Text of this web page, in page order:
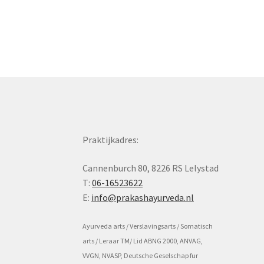
Praktijkadres:
Cannenburch 80, 8226 RS Lelystad
T:06-16523622
E: info@prakashayurveda.nl
Ayurveda arts / Verslavingsarts / Somatisch
arts / Leraar TM/ Lid ABNG 2000, ANVAG,
VVGN, NVASP, Deutsche Geselschap fur